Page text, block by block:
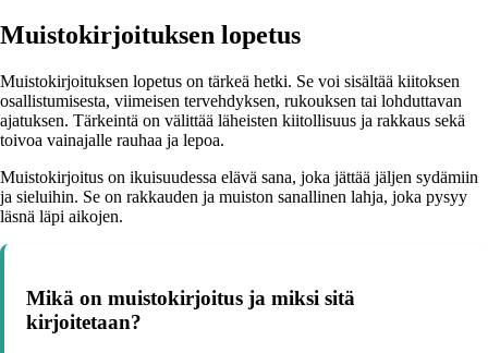
Muistokirjoituksen lopetus
Muistokirjoituksen lopetus on tärkeä hetki. Se voi sisältää kiitoksen
osallistumisesta, viimeisen tervehdyksen, rukouksen tai lohduttavan
ajatuksen. Tärkeintä on välittää läheisten kiitollisuus ja rakkaus sekä
toivoa vainajalle rauhaa ja lepoa.
Muistokirjoitus on ikuisuudessa elävä sana, joka jättää jäljen sydämiin
ja sieluihin. Se on rakkauden ja muiston sanallinen lahja, joka pysyy
läsnä läpi aikojen.
Mikä on muistokirjoitus ja miksi sitä
kirjoitetaan?